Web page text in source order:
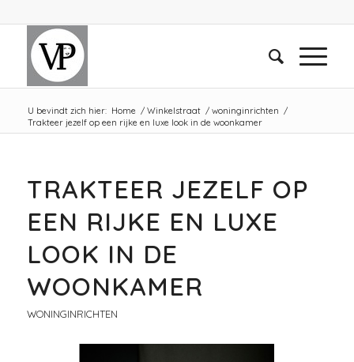
U bevindt zich hier: Home / Winkelstraat / woninginrichten /
Trakteer jezelf op een rijke en luxe look in de woonkamer
TRAKTEER JEZELF OP
EEN RIJKE EN LUXE
LOOK IN DE
WOONKAMER
WONINGINRICHTEN